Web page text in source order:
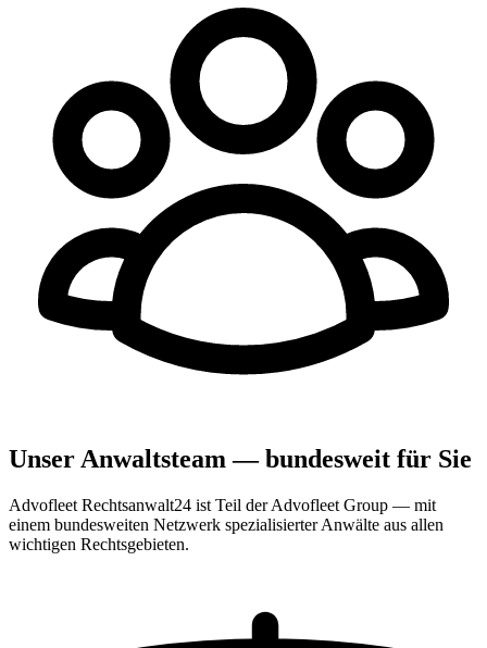
Unser Anwaltsteam — bundesweit für Sie
Advofleet Rechtsanwalt24 ist Teil der Advofleet Group — mit
einem bundesweiten Netzwerk spezialisierter Anwälte aus allen
wichtigen Rechtsgebieten.